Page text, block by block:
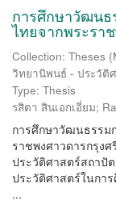
การศึกษาวัฒนธ
ไทยจากพระรา
Collection: Theses
วิทยานิพนธ์ - ประวัติ
Type: Thesis
รสิตา สินเอกเอี่ยม;
การศึกษาวัฒนธรรม
ราชพงศาวดารกรุง
ประวัติศาสตร์สถาปั
ประวัติศาสตร์ในกา
...